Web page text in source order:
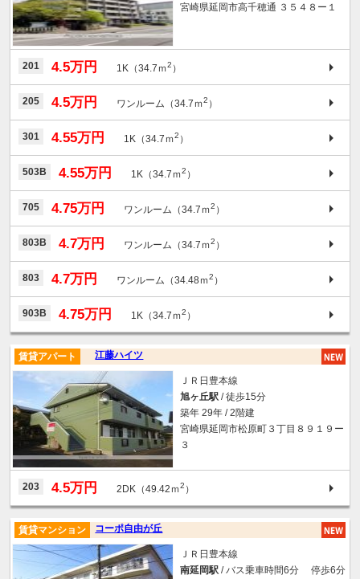
宮崎県延岡市高千穂通 ３５４８ー１
201 4.5万円 1K（34.7ｍ2 ）
205 4.5万円 ワンルーム（34.7ｍ2 ）
301 4.55万円 1K（34.7ｍ2 ）
503B 4.55万円 1K（34.7ｍ2 ）
705 4.75万円 ワンルーム（34.7ｍ2 ）
803B 4.7万円 ワンルーム（34.7ｍ2 ）
803 4.7万円 ワンルーム（34.48ｍ2 ）
903B 4.75万円 1K（34.7ｍ2 ）
江藤ハイツ
賃貸アパート
ＪＲ日豊本線
旭ヶ丘駅 / 徒歩15分
築年 29年 / 2階建
宮崎県延岡市松原町３丁目８９１９ー
３
203 4.5万円 2DK（49.42ｍ2 ）
コーポ自由が丘
賃貸マンション
ＪＲ日豊本線
南延岡駅 / バス乗車時間6分 停歩6分